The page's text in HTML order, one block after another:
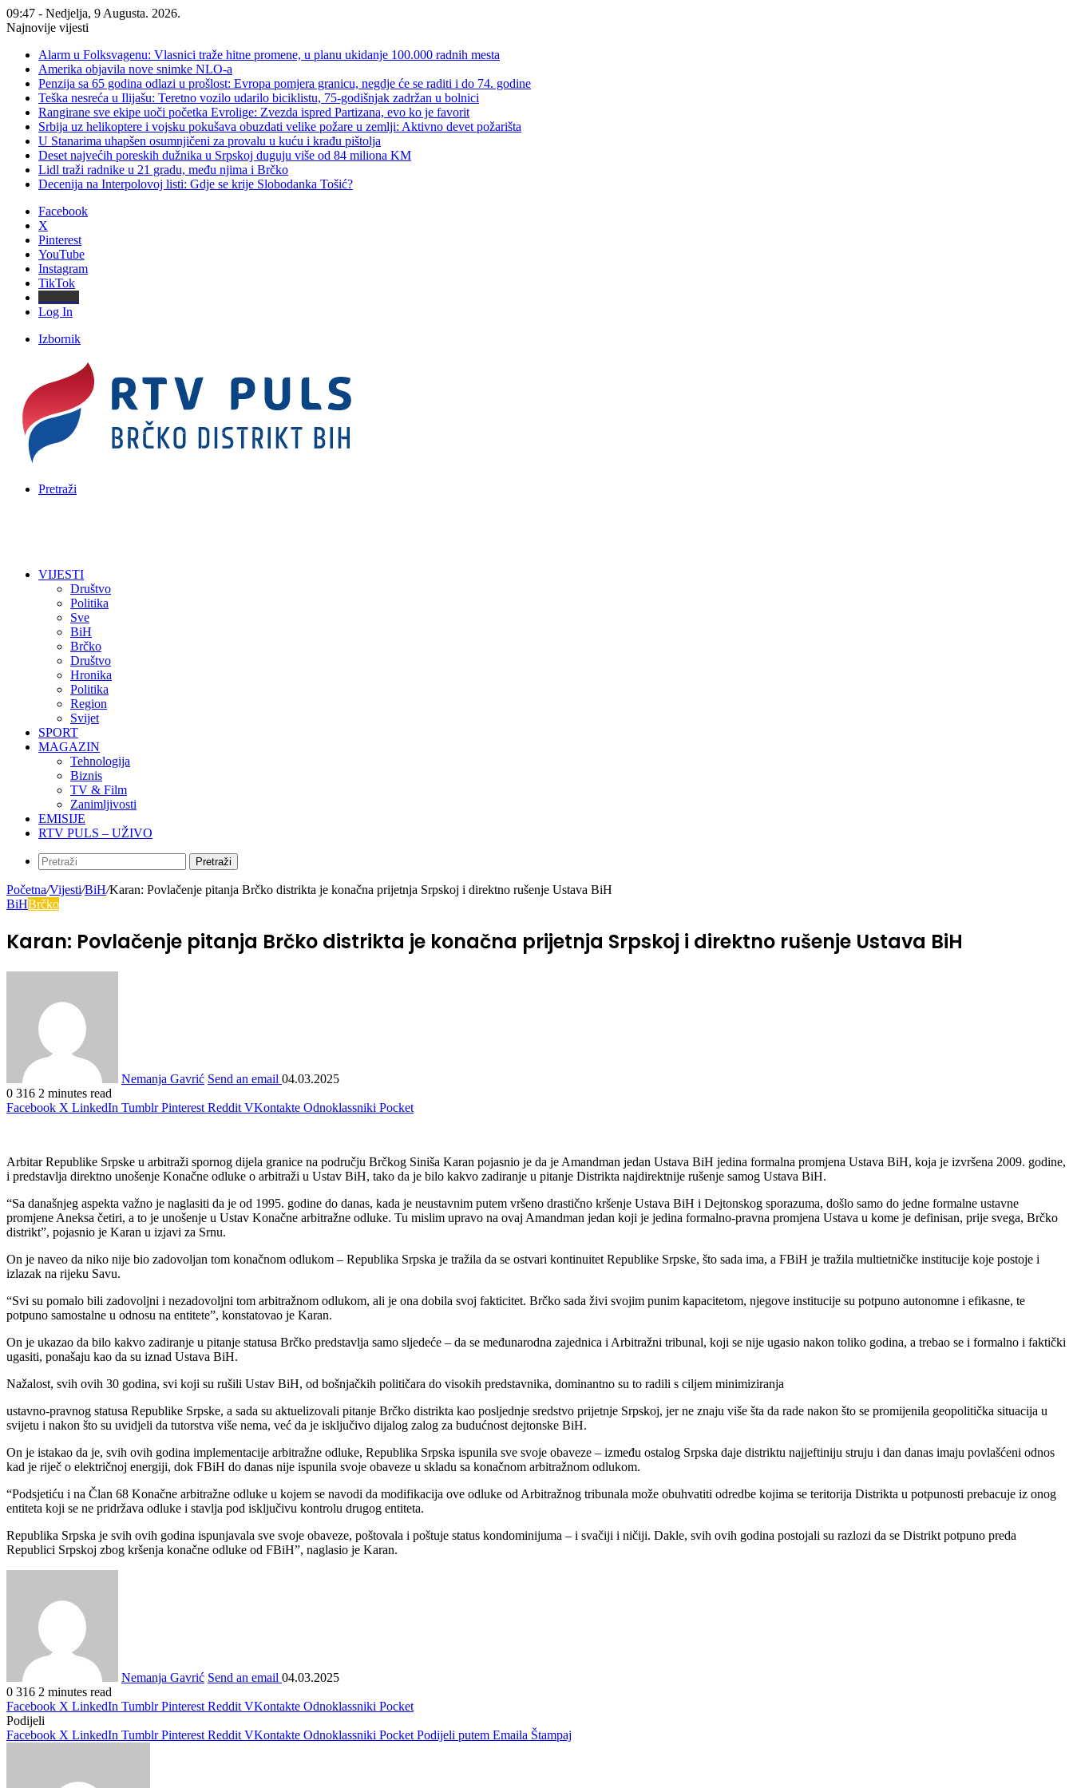
09:47 - Nedjelja, 9 Augusta. 2026.
Najnovije vijesti
Alarm u Folksvagenu: Vlasnici traže hitne promene, u planu ukidanje 100.000 radnih mesta
Amerika objavila nove snimke NLO-a
Penzija sa 65 godina odlazi u prošlost: Evropa pomjera granicu, negdje će se raditi i do 74. godine
Teška nesreća u Ilijašu: Teretno vozilo udarilo biciklistu, 75-godišnjak zadržan u bolnici
Rangirane sve ekipe uoči početka Evrolige: Zvezda ispred Partizana, evo ko je favorit
Srbija uz helikoptere i vojsku pokušava obuzdati velike požare u zemlji: Aktivno devet požarišta
U Stanarima uhapšen osumnjičeni za provalu u kuću i krađu pištolja
Deset najvećih poreskih dužnika u Srpskoj duguju više od 84 miliona KM
Lidl traži radnike u 21 gradu, među njima i Brčko
Decenija na Interpolovoj listi: Gdje se krije Slobodanka Tošić?
Facebook
X
Pinterest
YouTube
Instagram
TikTok
Log In
Izbornik
Pretraži
VIJESTI
Društvo
Politika
Sve
BiH
Brčko
Društvo
Hronika
Politika
Region
Svijet
SPORT
MAGAZIN
Tehnologija
Biznis
TV & Film
Zanimljivosti
EMISIJE
RTV PULS – UŽIVO
Pretraži
Početna/Vijesti/BiH/Karan: Povlačenje pitanja Brčko distrikta je konačna prijetnja Srpskoj i direktno rušenje Ustava BiH
BiHBrčko
Karan: Povlačenje pitanja Brčko distrikta je konačna prijetnja Srpskoj i direktno rušenje Ustava BiH
Nemanja Gavrić Send an email 04.03.2025
0 316 2 minutes read
Facebook X LinkedIn Tumblr Pinterest Reddit VKontakte Odnoklassniki Pocket
Arbitar Republike Srpske u arbitraži spornog dijela granice na području Brčkog Siniša Karan pojasnio je da je Amandman jedan Ustava BiH jedina formalna promjena Ustava BiH, koja je izvršena 2009. godine,
i predstavlja direktno unošenje Konačne odluke o arbitraži u Ustav BiH, tako da je bilo kakvo zadiranje u pitanje Distrikta najdirektnije rušenje samog Ustava BiH.
“Sa današnjeg aspekta važno je naglasiti da je od 1995. godine do danas, kada je neustavnim putem vršeno drastično kršenje Ustava BiH i Dejtonskog sporazuma, došlo samo do jedne formalne ustavne
promjene Aneksa četiri, a to je unošenje u Ustav Konačne arbitražne odluke. Tu mislim upravo na ovaj Amandman jedan koji je jedina formalno-pravna promjena Ustava u kome je definisan, prije svega, Brčko
distrikt”, pojasnio je Karan u izjavi za Srnu.
On je naveo da niko nije bio zadovoljan tom konačnom odlukom – Republika Srpska je tražila da se ostvari kontinuitet Republike Srpske, što sada ima, a FBiH je tražila multietničke institucije koje postoje i
izlazak na rijeku Savu.
“Svi su pomalo bili zadovoljni i nezadovoljni tom arbitražnom odlukom, ali je ona dobila svoj fakticitet. Brčko sada živi svojim punim kapacitetom, njegove institucije su potpuno autonomne i efikasne, te
potpuno samostalne u odnosu na entitete”, konstatovao je Karan.
On je ukazao da bilo kakvo zadiranje u pitanje statusa Brčko predstavlja samo sljedeće – da se međunarodna zajednica i Arbitražni tribunal, koji se nije ugasio nakon toliko godina, a trebao se i formalno i faktički
ugasiti, ponašaju kao da su iznad Ustava BiH.
Nažalost, svih ovih 30 godina, svi koji su rušili Ustav BiH, od bošnjačkih političara do visokih predstavnika, dominantno su to radili s ciljem minimiziranja
ustavno-pravnog statusa Republike Srpske, a sada su aktuelizovali pitanje Brčko distrikta kao posljednje sredstvo prijetnje Srpskoj, jer ne znaju više šta da rade nakon što se promijenila geopolitička situacija u
svijetu i nakon što su uvidjeli da tutorstva više nema, već da je isključivo dijalog zalog za budućnost dejtonske BiH.
On je istakao da je, svih ovih godina implementacije arbitražne odluke, Republika Srpska ispunila sve svoje obaveze – između ostalog Srpska daje distriktu najjeftiniju struju i dan danas imaju povlašćeni odnos
kad je riječ o električnoj energiji, dok FBiH do danas nije ispunila svoje obaveze u skladu sa konačnom arbitražnom odlukom.
“Podsjetiću i na Član 68 Konačne arbitražne odluke u kojem se navodi da modifikacija ove odluke od Arbitražnog tribunala može obuhvatiti odredbe kojima se teritorija Distrikta u potpunosti prebacuje iz onog
entiteta koji se ne pridržava odluke i stavlja pod isključivu kontrolu drugog entiteta.
Republika Srpska je svih ovih godina ispunjavala sve svoje obaveze, poštovala i poštuje status kondominijuma – i svačiji i ničiji. Dakle, svih ovih godina postojali su razlozi da se Distrikt potpuno preda
Republici Srpskoj zbog kršenja konačne odluke od FBiH”, naglasio je Karan.
Nemanja Gavrić Send an email 04.03.2025
0 316 2 minutes read
Facebook X LinkedIn Tumblr Pinterest Reddit VKontakte Odnoklassniki Pocket
Podijeli
Facebook X LinkedIn Tumblr Pinterest Reddit VKontakte Odnoklassniki Pocket Podijeli putem Emaila Štampaj